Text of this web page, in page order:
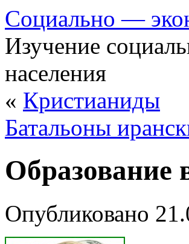
Cоциально —
Изучение
населения
« Кристианиды
Батальоны
Опубликовано